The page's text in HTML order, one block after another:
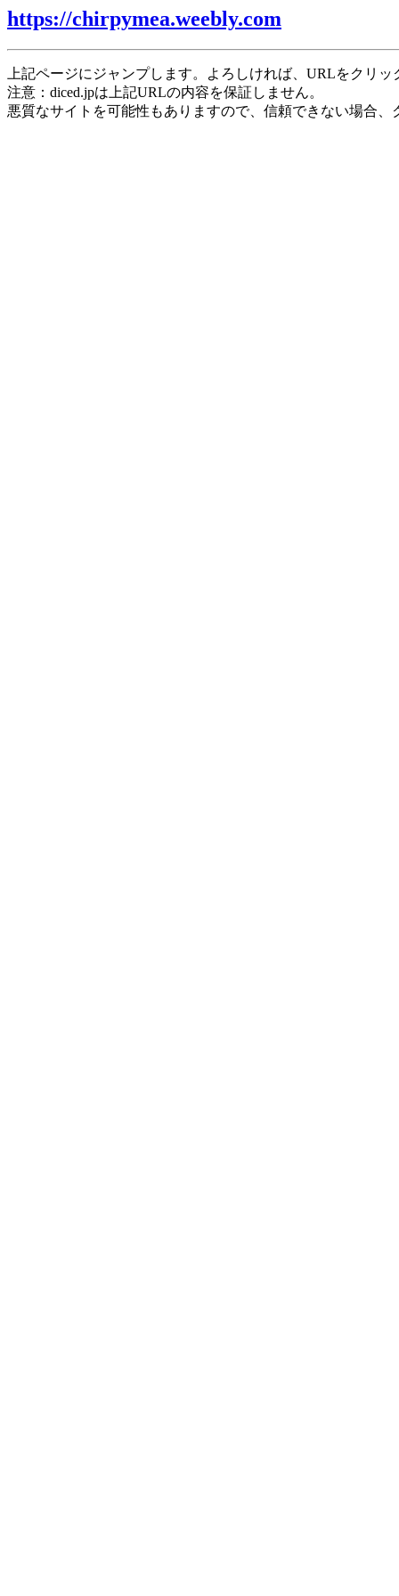
https://chirpymea.weebly.com
上記ページにジャンプします。よろしければ、URLをクリ
注意：diced.jpは上記URLの内容を保証しません。
悪質なサイトを可能性もありますので、信頼できない場合、